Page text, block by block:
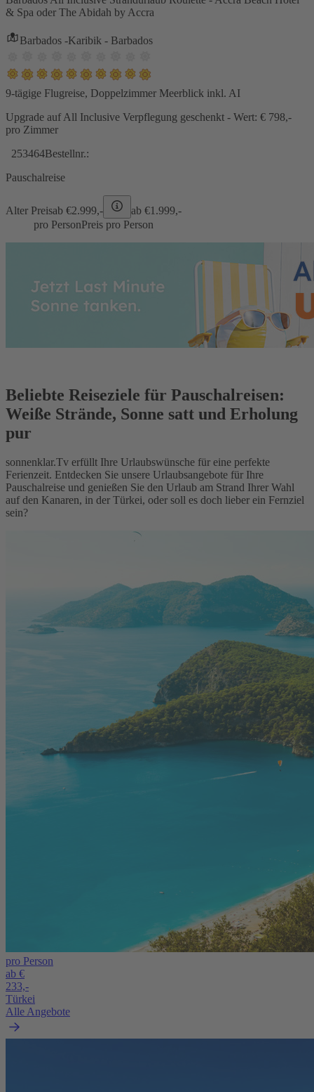
& Spa oder The Abidah by Accra
Barbados -Karibik - Barbados
9-tägige Flugreise, Doppelzimmer Meerblick inkl. AI
Upgrade auf All Inclusive Verpflegung geschenkt - Wert: € 798,-
pro Zimmer
253464Bestellnr.:
Pauschalreise
Alter Preisab €2.999,- ab €1.999,-
pro PersonPreis pro Person
Beliebte Reiseziele für Pauschalreisen:
Weiße Strände, Sonne satt und Erholung
pur
sonnenklar.Tv erfüllt Ihre Urlaubswünsche für eine perfekte
Ferienzeit. Entdecken Sie unsere Urlaubsangebote für Ihre
Pauschalreise und genießen Sie den Urlaub am Strand Ihrer Wahl
auf den Kanaren, in der Türkei, oder soll es doch lieber ein Fernziel
sein?
pro Person
ab €
233,-
Türkei
Alle Angebote